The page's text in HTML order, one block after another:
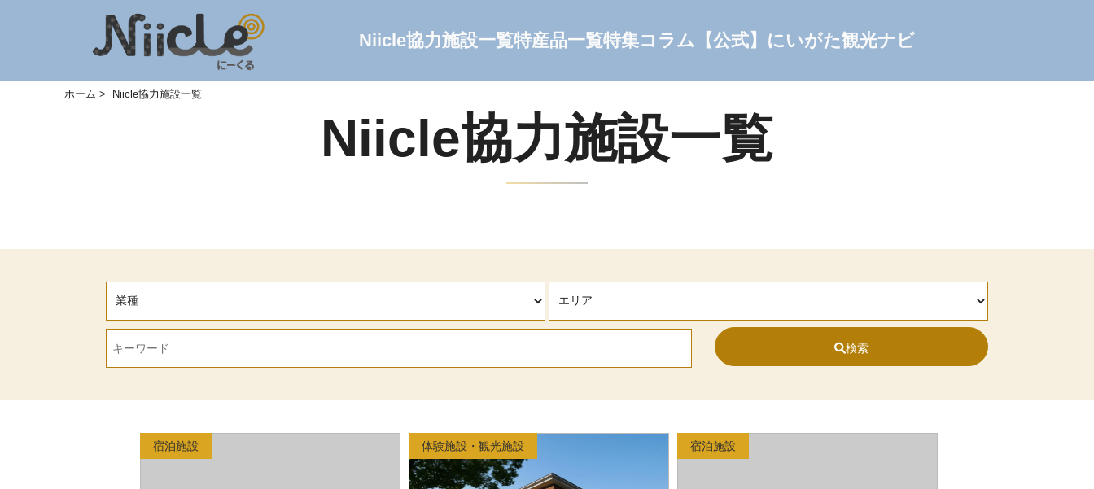
Niicle協力施設一覧特産品一覧特集コラム 【公式】にいがた観光ナビ
ホーム Niicle協力施設一覧
Niicle協力施設一覧
検索
宿泊施設 体験施設・観光施設 宿泊施設